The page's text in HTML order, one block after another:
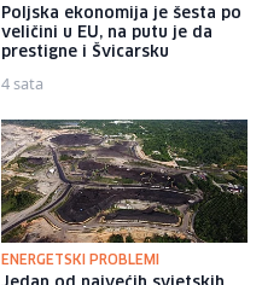
Poljska ekonomija je šesta po
veličini u EU, na putu je da
prestigne i Švicarsku
4 sata
ENERGETSKI PROBLEMI